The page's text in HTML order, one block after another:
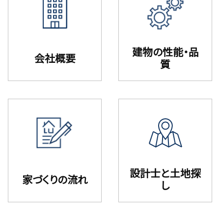
会社概要
建物の性能・品
質
家づくりの流れ
設計⼠と⼟地探
し